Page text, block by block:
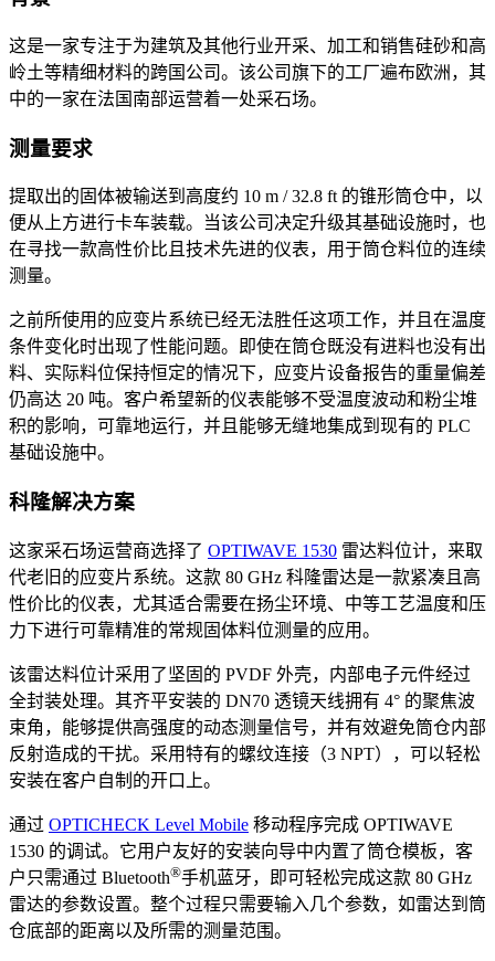
这是一家专注于为建筑及其他行业开采、加工和销售硅砂和高
岭土等精细材料的跨国公司。该公司旗下的工厂遍布欧洲，其
中的一家在法国南部运营着一处采石场。
测量要求
提取出的固体被输送到高度约 10 m / 32.8 ft 的锥形筒仓中，以
便从上方进行卡车装载。当该公司决定升级其基础设施时，也
在寻找一款高性价比且技术先进的仪表，用于筒仓料位的连续
测量。
之前所使用的应变片系统已经无法胜任这项工作，并且在温度
条件变化时出现了性能问题。即使在筒仓既没有进料也没有出
料、实际料位保持恒定的情况下，应变片设备报告的重量偏差
仍高达 20 吨。客户希望新的仪表能够不受温度波动和粉尘堆
积的影响，可靠地运行，并且能够无缝地集成到现有的 PLC
基础设施中。
科隆解决方案
这家采石场运营商选择了 OPTIWAVE 1530 雷达料位计，来取
代老旧的应变片系统。这款 80 GHz 科隆雷达是一款紧凑且高
性价比的仪表，尤其适合需要在扬尘环境、中等工艺温度和压
力下进行可靠精准的常规固体料位测量的应用。
该雷达料位计采用了坚固的 PVDF 外壳，内部电子元件经过
全封装处理。其齐平安装的 DN70 透镜天线拥有 4° 的聚焦波
束角，能够提供高强度的动态测量信号，并有效避免筒仓内部
反射造成的干扰。采用特有的螺纹连接（3 NPT），可以轻松
安装在客户自制的开口上。
通过 OPTICHECK Level Mobile 移动程序完成 OPTIWAVE
1530 的调试。它用户友好的安装向导中内置了筒仓模板，客
户只需通过 Bluetooth®手机蓝牙，即可轻松完成这款 80 GHz
雷达的参数设置。整个过程只需要输入几个参数，如雷达到筒
仓底部的距离以及所需的测量范围。